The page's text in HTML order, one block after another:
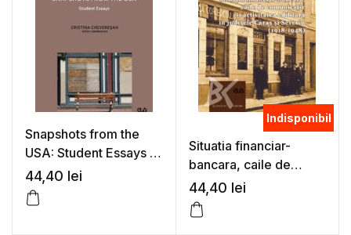
Muntean, Bettina
Sagebiel (ed.)
Snapshots from the
USA: Student Essays –
Cristina Cheveresan
(ed. coord.)
44,40 lei
Indisponibil
Situatia financiar-
bancara, caile de
comunicatie si
activitatea edilitara in
judetele Caras si
44,40 lei